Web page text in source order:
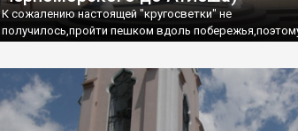
К сожалению настоящей "кругосветки" не
получилось,пройти пешком вдоль